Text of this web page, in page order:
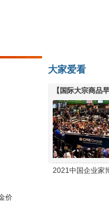
价
大家爱看
【国际大宗商品
下跌
2021中国企业家